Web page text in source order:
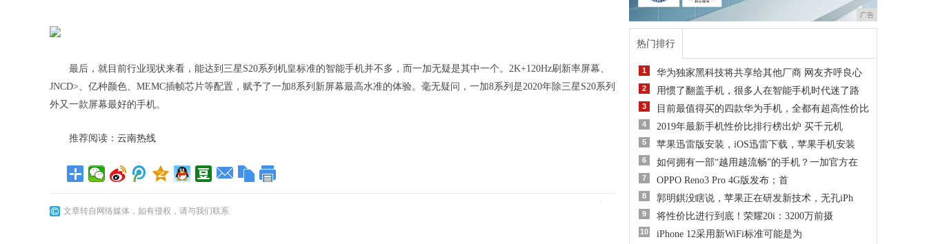
最后，就目前行业现状来看，能达到三星S20系列机皇标准的智能手机并不多，而一加无疑是其中一个。2K+120Hz刷新率屏幕、
JNCD>、亿种颜色、MEMC插帧芯片等配置，赋予了一加8系列新屏幕最高水准的体验。毫无疑问，一加8系列是2020年除三星S20系列
外又一款屏幕最好的手机。
推荐阅读： 云南热线
文章转自网络媒体，如有侵权，请与我们联系
广告
热门排行
1 华为独家黑科技将共享给其他厂商 网友齐呼良心
2 用惯了翻盖手机，很多人在智能手机时代迷了路
3 目前最值得买的四款华为手机，全都有超高性价比
4 2019年最新手机性价比排行榜出炉 买千元机
5 苹果迅雷版安装，iOS迅雷下载，苹果手机安装
6 如何拥有一部“越用越流畅”的手机？一加官方在
7 OPPO Reno3 Pro 4G版发布；首
8 郭明錤没瞎说，苹果正在研发新技术，无孔iPh
9 将性价比进行到底！荣耀20i：3200万前摄
10 iPhone 12采用新WiFi标准可能是为